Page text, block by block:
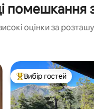
помешкання
оцінки за
Топ вибір гостей
Вибір гостей